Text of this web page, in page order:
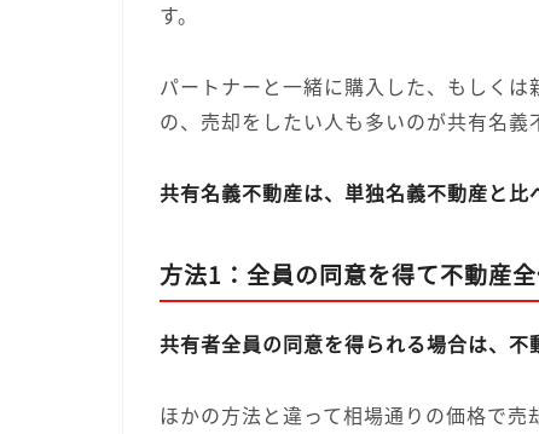
す。
パートナーと一緒に購入した、もしく
の、売却をしたい人も多いのが共有名義
共有名義不動産は、単独名義不動産と比
方法1：全員の同意を得て不動産
共有者全員の同意を得られる場合は、不
ほかの方法と違って相場通りの価格で